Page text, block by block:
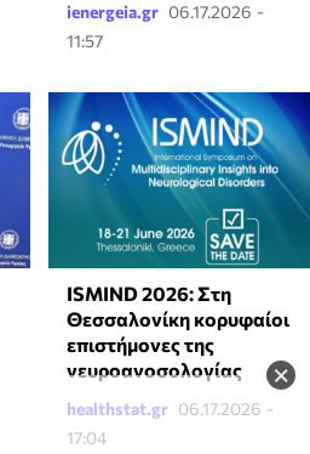
×
ienergeia.gr 06.17.2026 -
11:57
ISMIND 2026: Στη
Θεσσαλονίκη κορυφαίοι
επιστήμονες της
νευροανοσολογίας
healthstat.gr 06.17.2026 -
17:04